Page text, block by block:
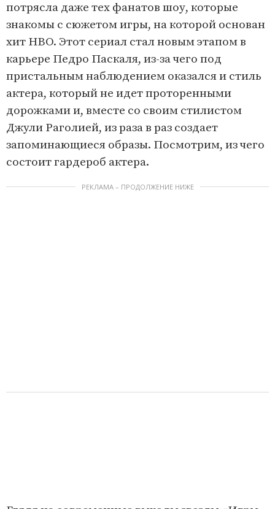
потрясла даже тех фанатов шоу, которые
знакомы с сюжетом игры, на которой основан
хит HBO. Этот сериал стал новым этапом в
карьере Педро Паскаля, из-за чего под
пристальным наблюдением оказался и стиль
актера, который не идет проторенными
дорожками и, вместе со своим стилистом
Джули Раголией, из раза в раз создает
запоминающиеся образы. Посмотрим, из чего
состоит гардероб актера.
РЕКЛАМА – ПРОДОЛЖЕНИЕ НИЖЕ